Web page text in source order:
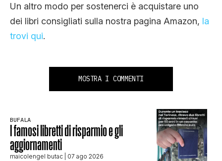
Un altro modo per sostenerci è acquistare uno
dei libri consigliati sulla nostra pagina Amazon, la
trovi qui.
MOSTRA I COMMENTI
BUFALA
I famosi libretti di risparmio e gli
aggiornamenti
maicolengel butac | 07 ago 2026